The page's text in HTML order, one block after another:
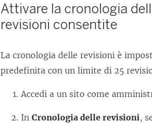
Attivare la cronologia
revisioni consentite
La cronologia delle revisioni è
predefinita con un limite di 25
Accedi a un sito come
InCronologia delle revisioni,